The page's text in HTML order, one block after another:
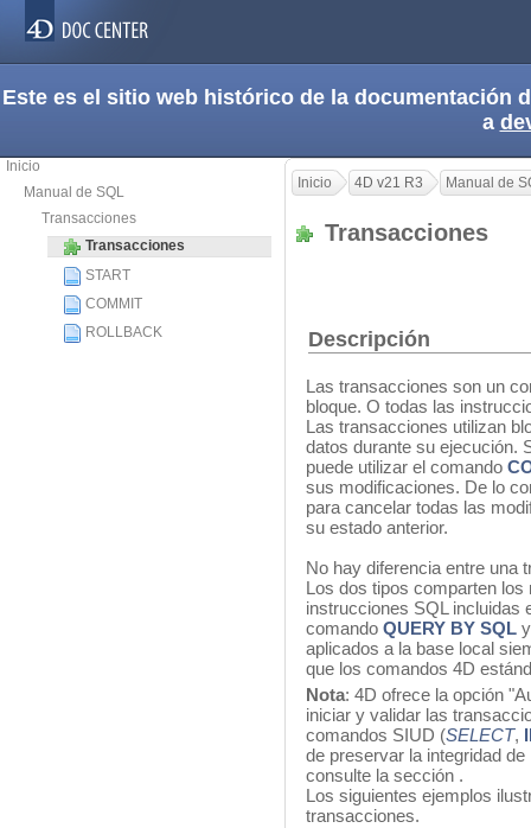
Este es el sitio web histórico de la documentación
a
Inicio
Manual de SQL
Transacciones
Transacciones
START
COMMIT
ROLLBACK
Inicio 4D v21 R3 Manual de
Transacciones
Descripción
Las transacciones son un
bloque. O todas las
Las transacciones utilizan
datos durante su ejecución.
puede utilizar el comando
sus modificaciones. De lo
para cancelar todas las
su estado anterior.
No hay diferencia entre una
Los dos tipos comparten
instrucciones SQL incluidas
comando QUERY BY SQL
aplicados a la base local
que los comandos 4D
Nota: 4D ofrece la opción
iniciar y validar las
comandos SIUD (SELECT,
de preservar la integridad
consulte la sección .
Los siguientes ejemplos
transacciones.